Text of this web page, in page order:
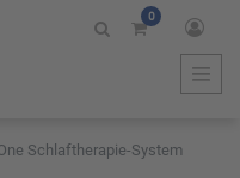
0
Schlaftherapie-System